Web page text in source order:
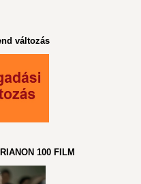
változás
100 FILM